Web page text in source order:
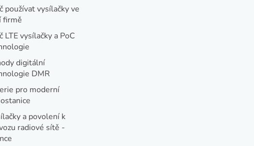
používat vysílačky ve
firmě
LTE vysílačky a PoC
digitální
DMR
pro moderní
a povolení k
radiové sítě -